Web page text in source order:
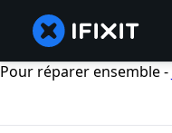
Pour réparer ensemble -